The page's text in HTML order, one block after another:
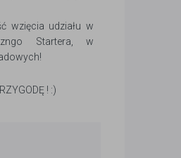
wzięcia udziału w
Startera, w
! :)